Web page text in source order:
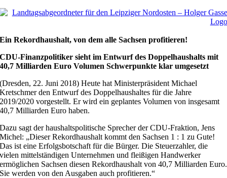
Ein Rekordhaushalt, von dem alle Sachsen profitieren!
CDU-Finanzpolitiker sieht im Entwurf des Doppelhaushalts mit
40,7 Milliarden Euro Volumen Schwerpunkte klar umgesetzt
(Dresden, 22. Juni 2018) Heute hat Ministerpräsident Michael
Kretschmer den Entwurf des Doppelhaushaltes für die Jahre
2019/2020 vorgestellt. Er wird ein geplantes Volumen von insgesamt
40,7 Milliarden Euro haben.
Dazu sagt der haushaltspolitische Sprecher der CDU-Fraktion, Jens
Michel: „Dieser Rekordhaushalt kommt den Sachsen 1 : 1 zu Gute!
Das ist eine Erfolgsbotschaft für die Bürger. Die Steuerzahler, die
vielen mittelständigen Unternehmen und fleißigen Handwerker
ermöglichen Sachsen diesen Rekordhaushalt von 40,7 Milliarden Euro.
Sie werden von den Ausgaben auch profitieren.“